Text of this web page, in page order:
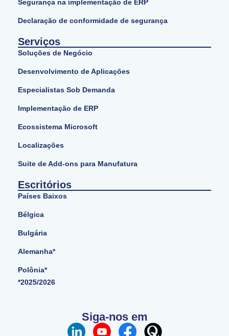
Segurança na implementação de ERP
Declaração de conformidade de segurança
Serviços
Soluções de Negócio
Desenvolvimento de Aplicações
Especialistas Sob Demanda
Implementação de ERP
Ecossistema Microsoft
Localizações
Suite de Add-ons para Manufatura
Escritórios
Países Baixos
Bélgica
Bulgária
Alemanha*
Polônia*
*2025/2026
Siga-nos em